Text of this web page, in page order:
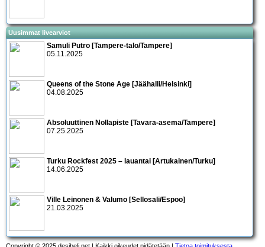
Uusimmat livearviot
Samuli Putro [Tampere-talo/Tampere]
05.11.2025
Queens of the Stone Age [Jäähalli/Helsinki]
04.08.2025
Absoluuttinen Nollapiste [Tavara-asema/Tampere]
07.25.2025
Turku Rockfest 2025 – lauantai [Artukainen/Turku]
14.06.2025
Ville Leinonen & Valumo [Sellosali/Espoo]
21.03.2025